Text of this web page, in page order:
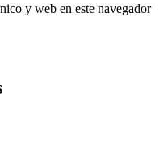
y web en este navegador